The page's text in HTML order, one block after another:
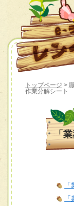
トップページ >
作業分解シート
「